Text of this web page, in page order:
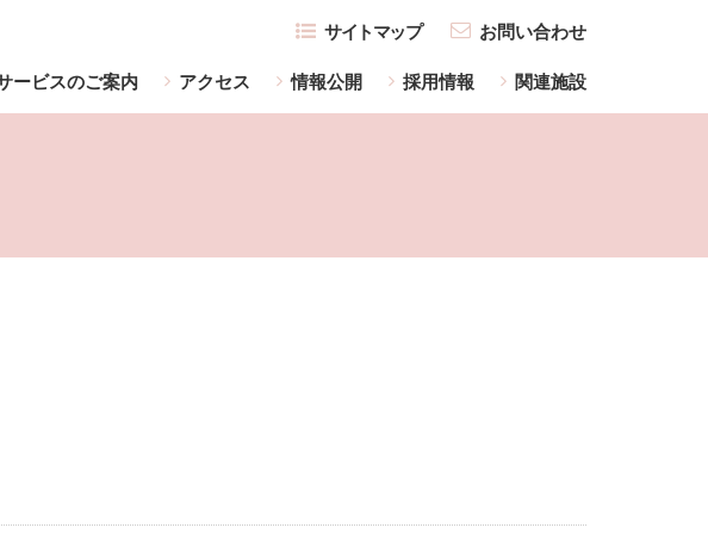
お問い合わせ
サイトマップ
ービスのご案内 アクセス 情報公開 採用情報 関連施設